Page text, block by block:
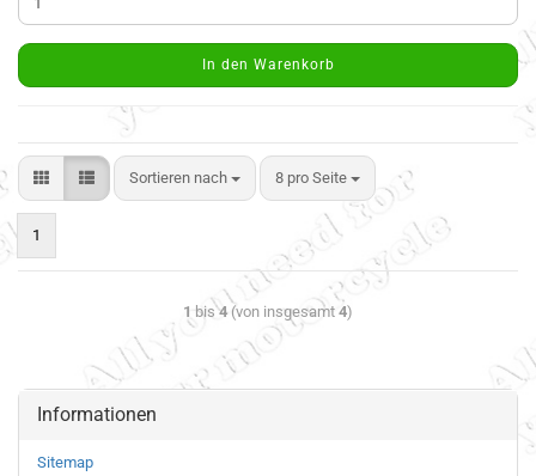
In den Warenkorb
Sortieren nach 8 pro Seite
1
1 bis4 (von insgesamt 4)
Informationen
Sitemap